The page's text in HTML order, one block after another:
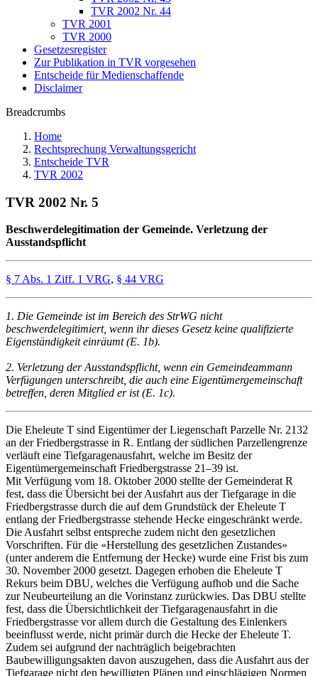
TVR 2002 Nr. 44
TVR 2001
TVR 2000
Gesetzesregister
Zur Publikation in TVR vorgesehen
Entscheide für Medienschaffende
Disclaimer
Breadcrumbs
Home
Rechtsprechung Verwaltungsgericht
Entscheide TVR
TVR 2002
TVR 2002 Nr. 5
Beschwerdelegitimation der Gemeinde. Verletzung der
Ausstandspflicht
§ 7 Abs. 1 Ziff. 1 VRG, § 44 VRG
1. Die Gemeinde ist im Bereich des StrWG nicht
beschwerdelegitimiert, wenn ihr dieses Gesetz keine qualifizierte
Eigenständigkeit einräumt (E. 1b).
2. Verletzung der Ausstandspflicht, wenn ein Gemeindeammann
Verfügungen unterschreibt, die auch eine Eigentümergemeinschaft
betreffen, deren Mitglied er ist (E. 1c).
Die Eheleute T sind Eigentümer der Liegenschaft Parzelle Nr. 2132
an der Friedbergstrasse in R. Entlang der südlichen Parzellengrenze
verläuft eine Tiefgaragenausfahrt, welche im Besitz der
Eigentümergemeinschaft Friedbergstrasse 21–39 ist.
Mit Verfügung vom 18. Oktober 2000 stellte der Gemeinderat R
fest, dass die Übersicht bei der Ausfahrt aus der Tiefgarage in die
Friedbergstrasse durch die auf dem Grundstück der Eheleute T
entlang der Friedbergstrasse stehende Hecke eingeschränkt werde.
Die Ausfahrt selbst entspreche zudem nicht den gesetzlichen
Vorschriften. Für die «Herstellung des gesetzlichen Zustandes»
(unter anderem die Entfernung der Hecke) wurde eine Frist bis zum
30. November 2000 gesetzt. Dagegen erhoben die Eheleute T
Rekurs beim DBU, welches die Verfügung aufhob und die Sache
zur Neubeurteilung an die Vorinstanz zurückwies. Das DBU stellte
fest, dass die Übersichtlichkeit der Tiefgaragenausfahrt in die
Friedbergstrasse vor allem durch die Gestaltung des Einlenkers
beeinflusst werde, nicht primär durch die Hecke der Eheleute T.
Zudem sei aufgrund der nachträglich beigebrachten
Baubewilligungsakten davon auszugehen, dass die Ausfahrt aus der
Tiefgarage nicht den bewilligten Plänen und einschlägigen Normen